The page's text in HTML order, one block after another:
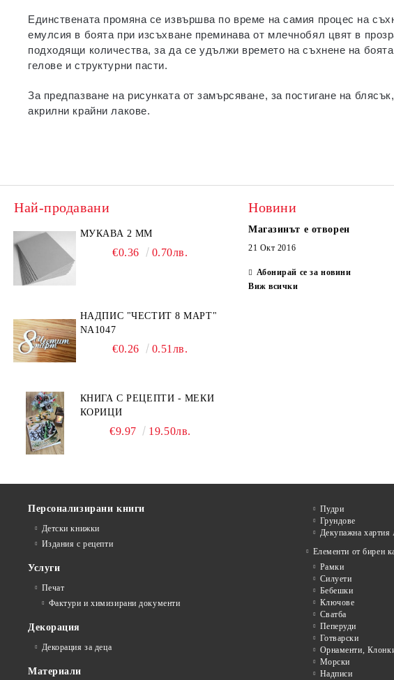
Единствената промяна се извършва по време на самия процес на
емулсия в боята при изсъхване преминава от млечнобял цвят в
подходящи количества, за да се удължи времето на съхнене на
гелове и структурни пасти.
За предпазване на рисунката от замърсяване, за постигане на
акрилни крайни лакове.
Най-продавани
МУКАВА 2 ММ
€0.36 0.70лв.
НАДПИС "ЧЕСТИТ 8 МАРТ"
NA1047
€0.26 0.51лв.
КНИГА С РЕЦЕПТИ - МЕКИ
КОРИЦИ
€9.97 19.50лв.
Новини
Магазинът е отворен
21 Окт 2016
Абонирай се за новини
Виж всички
Персонализирани книги
Детски книжки
Издания с рецепти
Услуги
Печат
Фактури и химизирани документи
Декорация
Декорация за деца
Материали
Пудри
Грундове
Декупажна хартия
Елементи от бирен
Рамки
Силуети
Бебешки
Ключове
Сватба
Пеперуди
Готварски
Орнаменти,
Морски
Надписи